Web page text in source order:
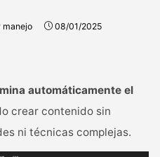
manejo 08/01/2025
automáticamente el
crear contenido sin
ni técnicas complejas.